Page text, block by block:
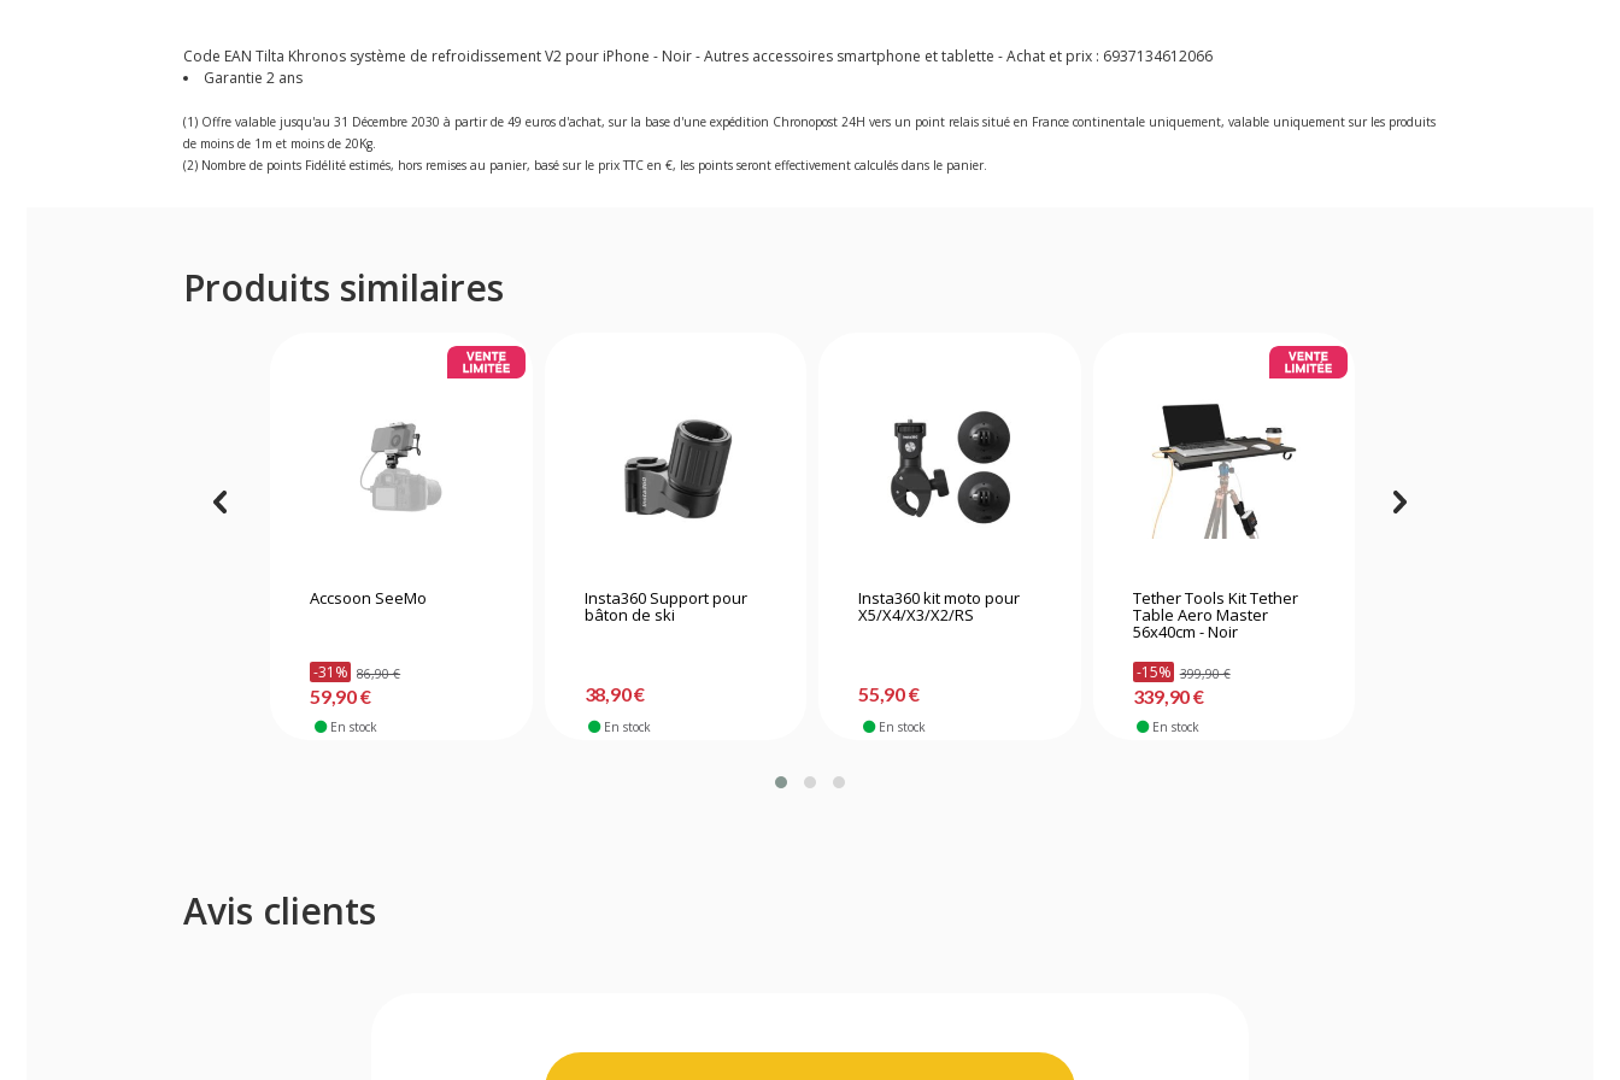
Code EAN Tilta Khronos système de refroidissement V2 pour iPhone - Noir - Autres accessoires smartphone et tablette - Achat et prix : 6937134612066
Garantie 2 ans
(1) Offre valable jusqu'au 31 Décembre 2030 à partir de 49 euros d'achat, sur la base d'une expédition Chronopost 24H vers un point relais situé en France continentale uniquement, valable uniquement sur les produits
de moins de 1m et moins de 20Kg.
(2) Nombre de points Fidélité estimés, hors remises au panier, basé sur le prix TTC en €, les points seront effectivement calculés dans le panier.
Produits similaires
Accsoon SeeMo
-31% 86,90 €
59,90 €
En stock
Insta360 Support pour
bâton de ski
38,90 €
En stock
Insta360 kit moto pour
X5/X4/X3/X2/RS
55,90 €
En stock
Tether Tools Kit Tether
Table Aero Master
56x40cm - Noir
-15% 399,90 €
339,90 €
En stock
Avis clients